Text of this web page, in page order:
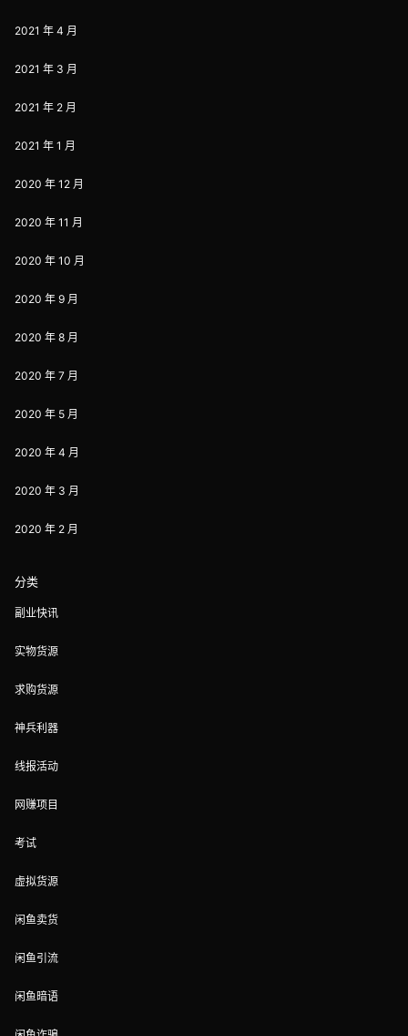
2021 年 4 月
2021 年 3 月
2021 年 2 月
2021 年 1 月
2020 年 12 月
2020 年 11 月
2020 年 10 月
2020 年 9 月
2020 年 8 月
2020 年 7 月
2020 年 5 月
2020 年 4 月
2020 年 3 月
2020 年 2 月
分类
副业快讯
实物货源
求购货源
神兵利器
线报活动
网赚项目
考试
虚拟货源
闲鱼卖货
闲鱼引流
闲鱼暗语